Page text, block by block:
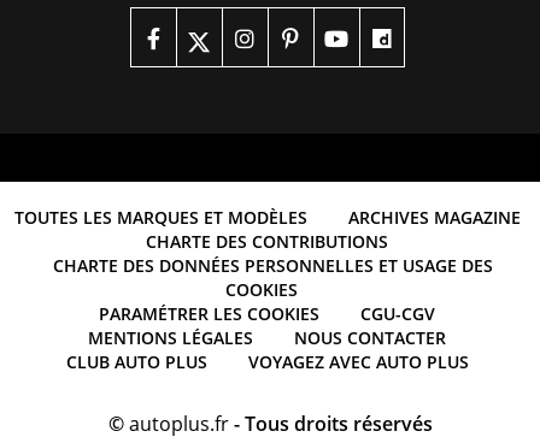
TOUTES LES MARQUES ET MODÈLES
ARCHIVES MAGAZINE
CHARTE DES CONTRIBUTIONS
CHARTE DES DONNÉES PERSONNELLES ET USAGE DES
COOKIES
PARAMÉTRER LES COOKIES
CGU-CGV
MENTIONS LÉGALES
NOUS CONTACTER
CLUB AUTO PLUS
VOYAGEZ AVEC AUTO PLUS
©autoplus.fr- Tous droits réservés